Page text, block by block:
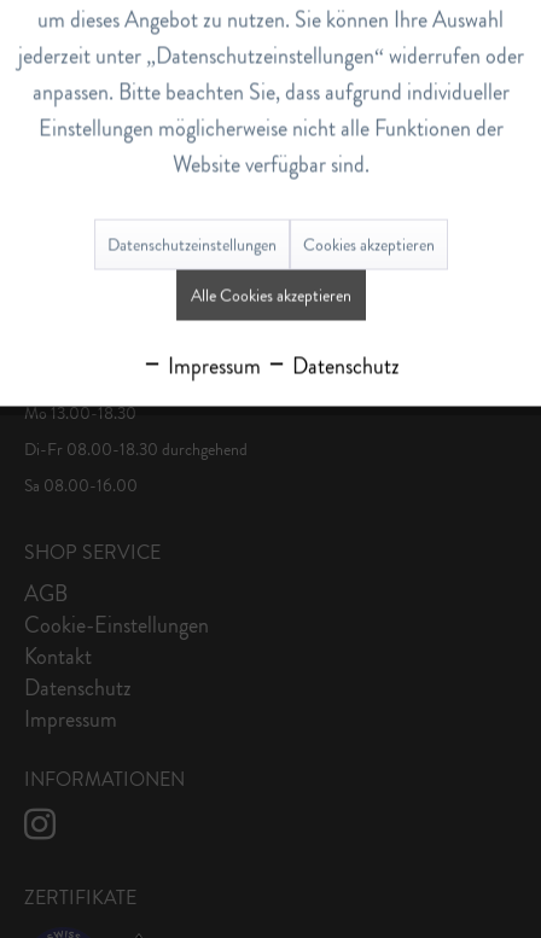
Abderhalden Drogerie AG
info@abderhaldendrogerie.ch
Öffnungszeiten Drogerie Abderhalden:
Mo 13.00-18.30
Di-Fr 08.00-18.30 durchgehend
Sa 08.00-16.00
SHOP SERVICE
AGB
Cookie-Einstellungen
Kontakt
Datenschutz
Impressum
INFORMATIONEN
ZERTIFIKATE
um dieses Angebot zu nutzen. Sie können Ihre Auswahl
jederzeit unter „Datenschutzeinstellungen“ widerrufen oder
anpassen. Bitte beachten Sie, dass aufgrund individueller
Einstellungen möglicherweise nicht alle Funktionen der
Website verfügbar sind.
Datenschutzeinstellungen Cookies akzeptieren
Alle Cookies akzeptieren
Impressum Datenschutz